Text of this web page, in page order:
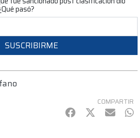
pasó?
SUSCRIBIRME
COMPARTIR
Facebook
Twitter
mail